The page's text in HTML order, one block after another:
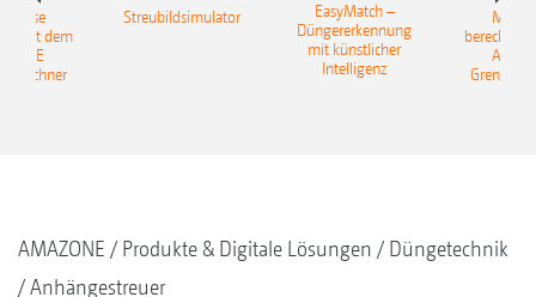
Mit dem
Streubildsimulator
EasyMatch –
Düngererkennung
mit künstlicher
Intelligenz
AMAZONE Produkte & Digitale Lösungen
Düngetechnik
Anhängestreuer